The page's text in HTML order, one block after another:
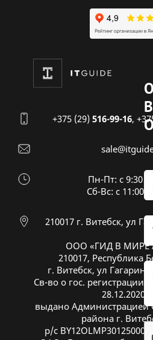
+375 (29) 516-99-16,
Пн-Пт: с 9:30
Cб-Вс: с 11:00
210017 г. Витебск, ул
ООО «ГИД В МИРЕ
210017, Республика
г. Витебск, ул Гагарина
Св-во о гос. регистрации №
28.12.2020
выдано Администрацией
района г.
р/с